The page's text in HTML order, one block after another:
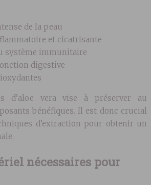
de la peau
et cicatrisante
système immunitaire
digestive
d’aloe vera vise à préserver au
bénéfiques. Il est donc crucial
d’extraction pour obtenir un
nécessaires pour